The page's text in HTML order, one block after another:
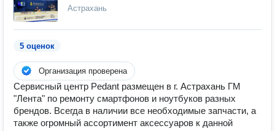
Астрахань
5 оценок
Организация проверена
Сервисный центр Pedant размещен в г. Астрахань ГМ
"Лента" по ремонту смартфонов и ноутбуков разных
брендов. Всегда в наличии все необходимые запчасти, а
также огромный ассортимент аксессуаров к данной